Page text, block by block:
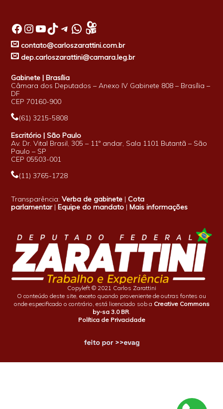
Facebook InstagramYoutube TikTok Telegram WhatsApp
contato@carloszarattini.com.br
dep.carloszarattini@camara.leg.br
Gabinete | Brasília
Câmara dos Deputados – Anexo IV Gabinete 808 – Brasília –
DF
CEP 70160-900
(61) 3215-5808
Escritório | São Paulo
Av. Dr. Vital Brasil, 305 – 11º andar, Sala 1101 Butantã – São
Paulo – SP
CEP 05503-001
(11) 3765-1728
Transparência:Verba de gabinete |Cota
parlamentar| Equipe do mandato | Mais informações
Copyleft © 2021 Carlos Zarattini
O conteúdo deste site, exceto quando proveniente de outras fontes ou
onde especificado o contrário, está licenciado sob a Creative Commons
by-sa 3.0 BR.
Política de Privacidade